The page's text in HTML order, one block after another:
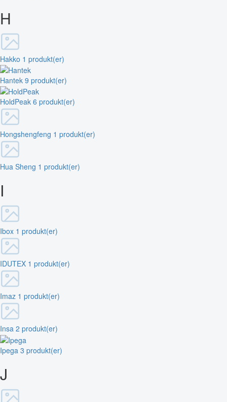
H
Hakko 1 produkt(er)
Hantek 9 produkt(er)
HoldPeak 6 produkt(er)
Hongshengfeng 1 produkt(er)
Hua Sheng 1 produkt(er)
I
Ibox 1 produkt(er)
IDUTEX 1 produkt(er)
Imaz 1 produkt(er)
Insa 2 produkt(er)
Ipega 3 produkt(er)
J